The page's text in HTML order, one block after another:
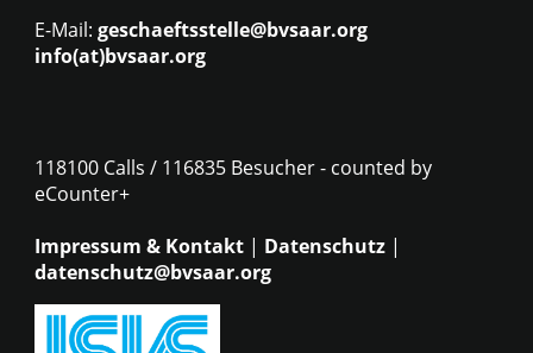
E-Mail: geschaeftsstelle@bvsaar.org
info(at)bvsaar.org
118100 Calls / 116835 Besucher - counted by
eCounter+
Impressum & Kontakt | Datenschutz |
datenschutz@bvsaar.org